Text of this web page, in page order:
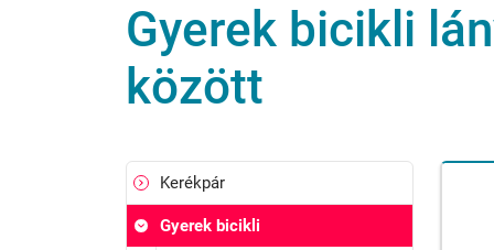
Gyerek bicikli
között
Kerékpár
Gyerek bicikli